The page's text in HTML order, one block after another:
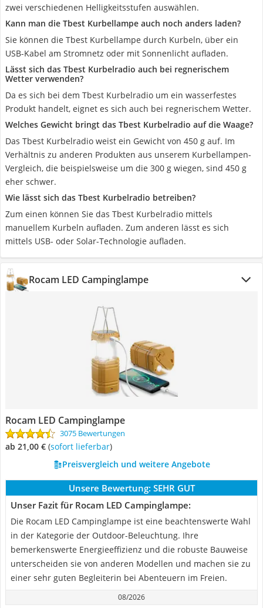
zwei verschiedenen Helligkeitsstufen auswählen.
Kann man die Tbest Kurbellampe auch noch anders laden?
Sie können die Tbest Kurbellampe durch Kurbeln, über ein
USB-Kabel am Stromnetz oder mit Sonnenlicht aufladen.
Lässt sich das Tbest Kurbelradio auch bei regnerischem
Wetter verwenden?
Da es sich bei dem Tbest Kurbelradio um ein wasserfestes
Produkt handelt, eignet es sich auch bei regnerischem Wetter.
Welches Gewicht bringt das Tbest Kurbelradio auf die Waage?
Das Tbest Kurbelradio weist ein Gewicht von 450 g auf. Im
Verhältnis zu anderen Produkten aus unserem Kurbellampen-
Vergleich, die beispielsweise um die 300 g wiegen, sind 450 g
eher schwer.
Wie lässt sich das Tbest Kurbelradio betreiben?
Zum einen können Sie das Tbest Kurbelradio mittels
manuellem Kurbeln aufladen. Zum anderen lässt es sich
mittels USB- oder Solar-Technologie aufladen.
Rocam LED Campinglampe
Rocam LED Campinglampe
3075 Bewertungen
ab 21,00 € ( Sofort lieferbar)
Preisvergleich und weitere Angebote
Unsere Bewertung: SEHR GUT
Unser Fazit für Rocam LED Campinglampe:
Die Rocam LED Campinglampe ist eine beachtenswerte Wahl
in der Kategorie der Outdoor-Beleuchtung. Ihre
bemerkenswerte Energieeffizienz und die robuste Bauweise
unterscheiden sie von anderen Modellen und machen sie zu
einer sehr guten Begleiterin bei Abenteuern im Freien.
08/2026